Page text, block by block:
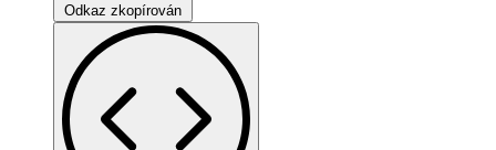
Odkaz zkopírován